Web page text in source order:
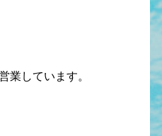
業しています。